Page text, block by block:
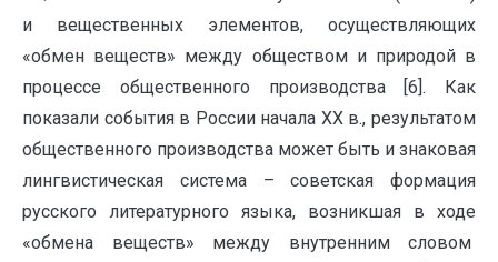
и вещественных элементов, осуществляющих
«обмен веществ» между обществом и природой в
процессе общественного производства [6]. Как
показали события в России начала ХХ в., результатом
общественного производства может быть и знаковая
лингвистическая система – советская формация
русского литературного языка, возникшая в ходе
«обмена веществ» между внутренним словом